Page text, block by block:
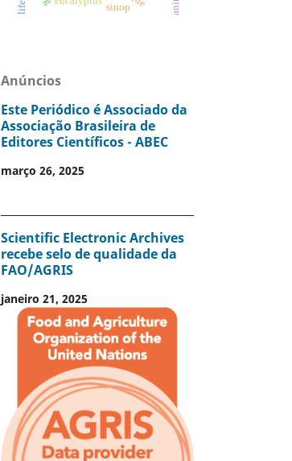
sinop
Anúncios
Este Periódico é Associado da
Associação Brasileira de
Editores Científicos - ABEC
março 26, 2025
Scientific Electronic Archives
recebe selo de qualidade da
FAO/AGRIS
janeiro 21, 2025